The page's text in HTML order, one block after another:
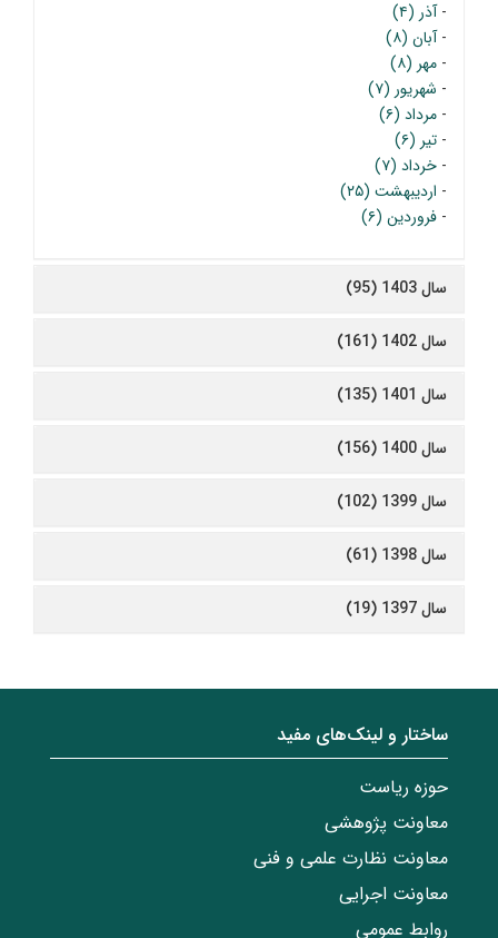
-آذر (۴)
-آبان (۸)
- مهر (۸)
- شهریور (۷)
- مرداد (۶)
- تیر (۶)
- خرداد (۷)
- اردیبهشت (۲۵)
- فروردین (۶)
سال 1403 (95)
سال 1402 (161)
سال 1401 (135)
سال 1400 (156)
سال 1399 (102)
سال 1398 (61)
سال 1397 (19)
ساختار‌‌ و‌‌ لینک‌های مفید
حوزه ریاست
معاونت پژوهشی
معاونت نظارت علمی و فنی
معاونت اجرایی
روابط عمومی